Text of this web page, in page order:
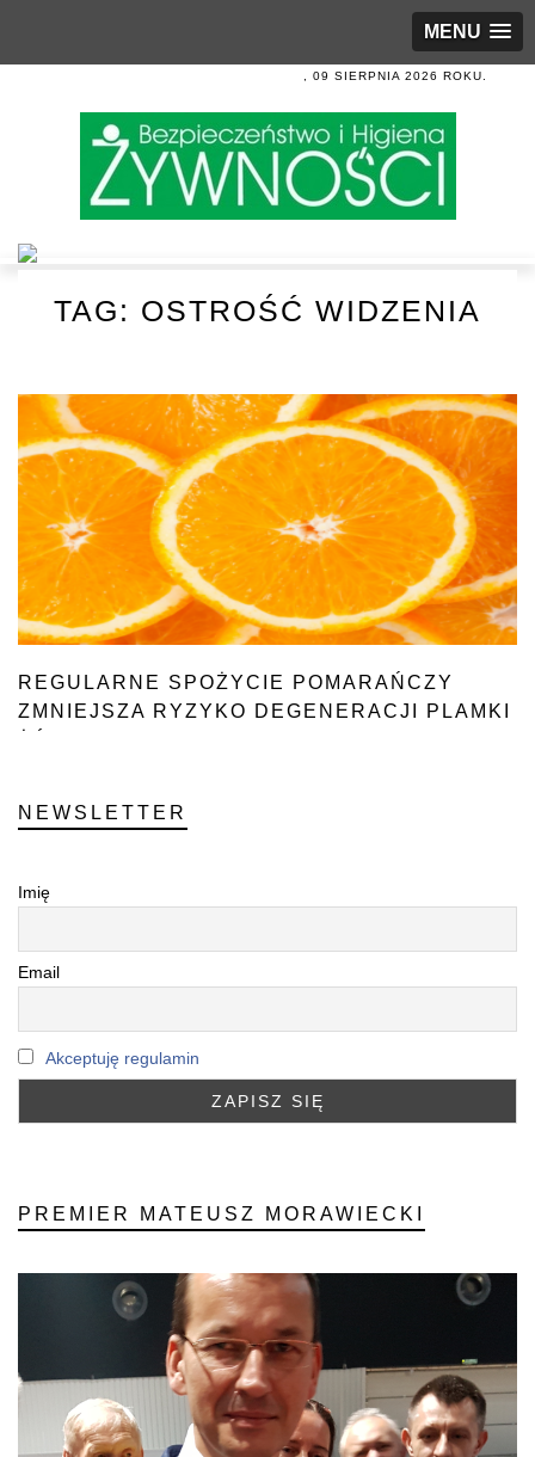
MENU
, 09 SIERPNIA 2026 ROKU.
TAG: OSTROŚĆ WIDZENIA
REGULARNE SPOŻYCIE POMARAŃCZY
ZMNIEJSZA RYZYKO DEGENERACJI PLAMKI
NEWSLETTER
Imię
Email
Akceptuję regulamin
PREMIER MATEUSZ MORAWIECKI